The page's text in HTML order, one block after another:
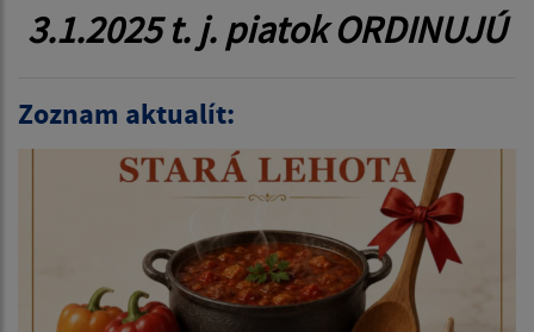
3.1.2025 t. j. piatok ORDINUJÚ
Zoznam aktualít: